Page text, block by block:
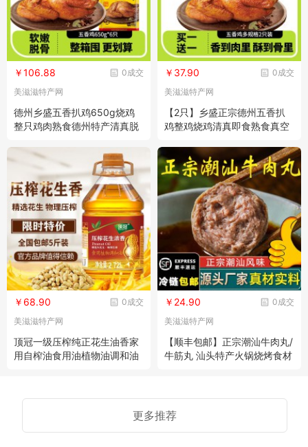
0成交
￥106.88
美滋滋特产网
德州乡盛五香扒鸡650g烧鸡
整只鸡肉熟食德州特产清真脱
0成交
￥37.90
美滋滋特产网
【2只】乡盛正宗德州五香扒
鸡整鸡烧鸡清真即食熟食真空
0成交
￥68.90
美滋滋特产网
顶冠一级压榨纯正花生油香家
用自榨油食用油植物油调和油
0成交
￥24.90
美滋滋特产网
【顺丰包邮】正宗潮汕牛肉丸/
牛筋丸 汕头特产火锅烧烤食材
更多推荐